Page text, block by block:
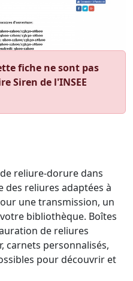
fiche ne sont pas
Siren de l'INSEE
reliure-dorure dans
des reliures adaptées à
une transmission, un
bibliothèque. Boîtes
de reliures
carnets personnalisés,
pour découvrir et